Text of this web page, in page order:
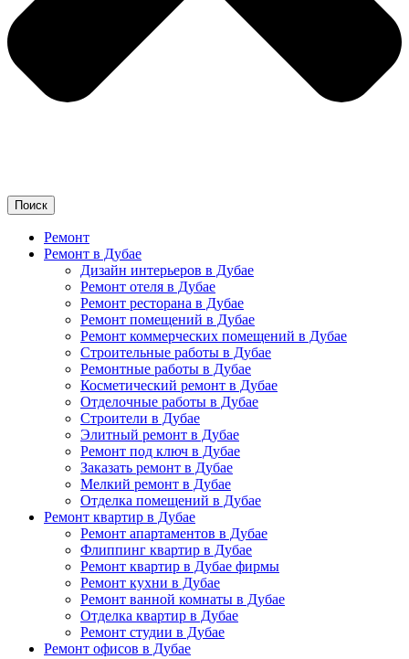
Поиск
Ремонт
Ремонт в Дубае
Дизайн интерьеров в Дубае
Ремонт отеля в Дубае
Ремонт ресторана в Дубае
Ремонт помещений в Дубае
Ремонт коммерческих помещений в Дубае
Строительные работы в Дубае
Ремонтные работы в Дубае
Косметический ремонт в Дубае
Отделочные работы в Дубае
Строители в Дубае
Элитный ремонт в Дубае
Ремонт под ключ в Дубае
Заказать ремонт в Дубае
Мелкий ремонт в Дубае
Отделка помещений в Дубае
Ремонт квартир в Дубае
Ремонт апартаментов в Дубае
Флиппинг квартир в Дубае
Ремонт квартир в Дубае фирмы
Ремонт кухни в Дубае
Ремонт ванной комнаты в Дубае
Отделка квартир в Дубае
Ремонт студии в Дубае
Ремонт офисов в Дубае